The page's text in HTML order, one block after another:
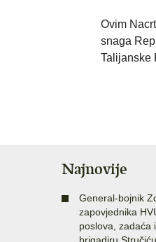
Ovim
snaga
Talijanske
Najnovije
General-bojnik
zapovjednika
poslova, zadaća
brigadiru Stručiću